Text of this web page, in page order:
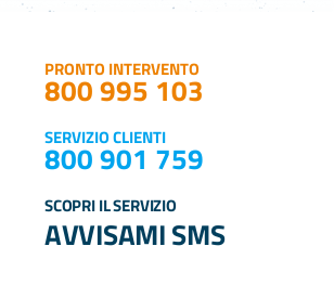
PRONTO INTERVENTO
800 995 103
SERVIZIO CLIENTI
800 901 759
SCOPRI IL SERVIZIO
AVVISAMI SMS